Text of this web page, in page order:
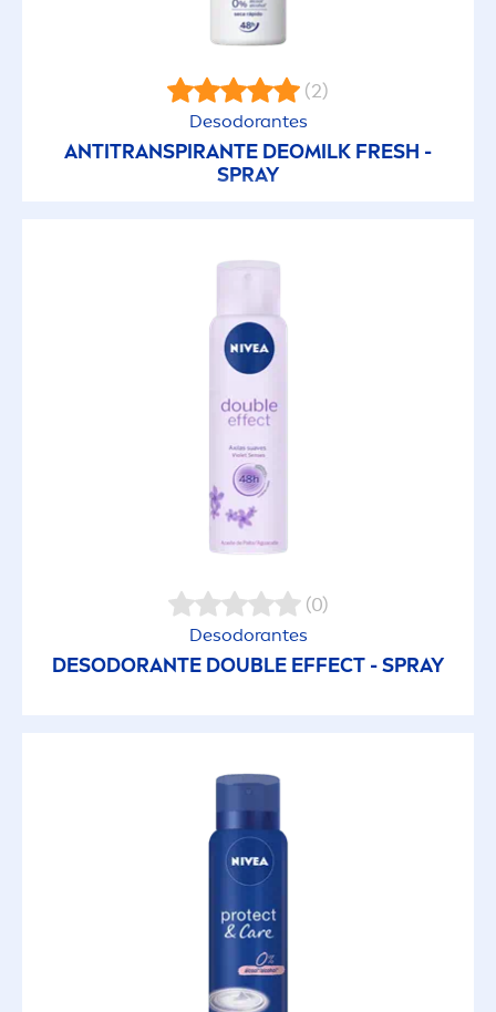
(2)
Desodorantes
ANTITRANSPIRANTE DEOMILK FRESH -
SPRAY
(0)
Desodorantes
DESODORANTE DOUBLE EFFECT - SPRAY